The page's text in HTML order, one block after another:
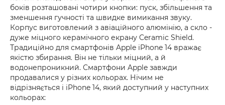
боків розташовані чотири кнопки: пуск, збільшення та
зменшення гучності та швидке вимикання звуку.
Корпус виготовлений з авіаційного алюмінію, а скло -
дуже міцного керамічного екрану Ceramic Shield.
Традиційно для смартфонів Apple iPhone 14 вражає
якістю збирання. Він не тільки міцний, а й
водонепроникний. Смартфони Apple завжди
продавалися у різних кольорах. Нічим не
відрізняється і iPhone 14, який доступний у наступних
кольорах: